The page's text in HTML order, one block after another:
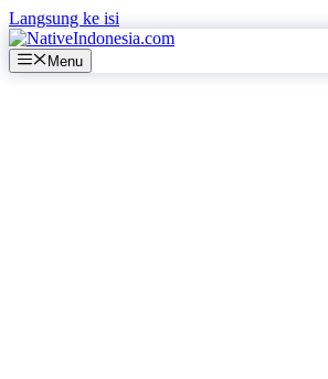
Langsung ke isi
Menu